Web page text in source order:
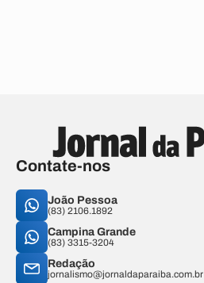
Contate-nos
João Pessoa
(83) 2106.1892
Campina Grande
(83) 3315-3204
Redação
jornalismo@jornaldaparaiba.com.br